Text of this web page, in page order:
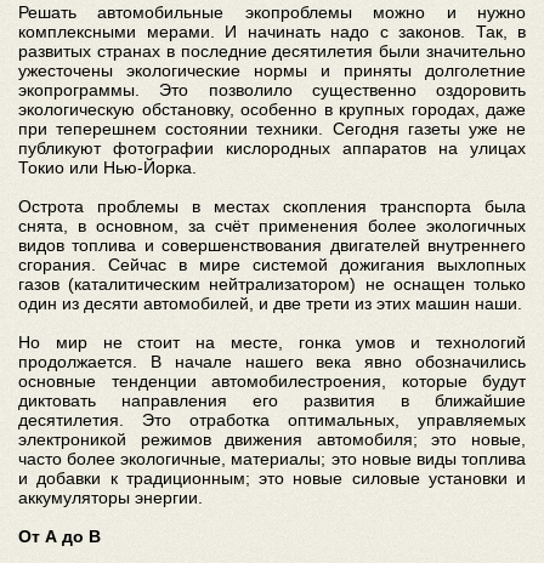
Решать автомобильные экопроблемы можно и нужно
комплексными мерами. И начинать надо с законов. Так, в
развитых странах в последние десятилетия были значительно
ужесточены экологические нормы и приняты долголетние
экопрограммы. Это позволило существенно оздоровить
экологическую обстановку, особенно в крупных городах, даже
при теперешнем состоянии техники. Сегодня газеты уже не
публикуют фотографии кислородных аппаратов на улицах
Токио или Нью-Йорка.
Острота проблемы в местах скопления транспорта была
снята, в основном, за счёт применения более экологичных
видов топлива и совершенствования двигателей внутреннего
сгорания. Сейчас в мире системой дожигания выхлопных
газов (каталитическим нейтрализатором) не оснащен только
один из десяти автомобилей, и две трети из этих машин наши.
Но мир не стоит на месте, гонка умов и технологий
продолжается. В начале нашего века явно обозначились
основные тенденции автомобилестроения, которые будут
диктовать направления его развития в ближайшие
десятилетия. Это отработка оптимальных, управляемых
электроникой режимов движения автомобиля; это новые,
часто более экологичные, материалы; это новые виды топлива
и добавки к традиционным; это новые силовые установки и
аккумуляторы энергии.
От А до В